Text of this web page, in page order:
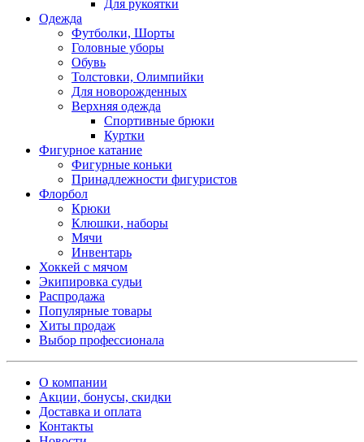
Для рукоятки
Одежда
Футболки, Шорты
Головные уборы
Обувь
Толстовки, Олимпийки
Для новорожденных
Верхняя одежда
Спортивные брюки
Куртки
Фигурное катание
Фигурные коньки
Принадлежности фигуристов
Флорбол
Крюки
Клюшки, наборы
Мячи
Инвентарь
Хоккей с мячом
Экипировка судьи
Распродажа
Популярные товары
Хиты продаж
Выбор профессионала
О компании
Акции, бонусы, скидки
Доставка и оплата
Контакты